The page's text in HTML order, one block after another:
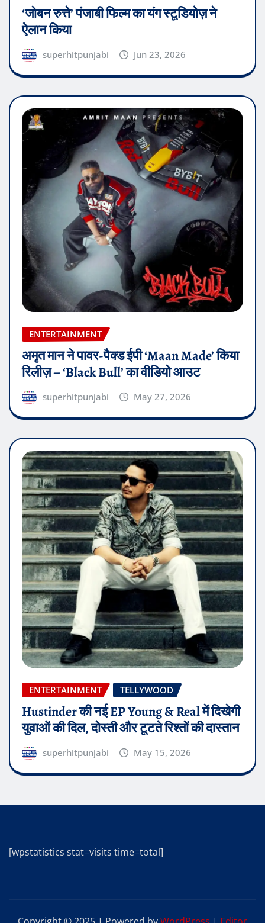
‘जोबन रुत्ते’ पंजाबी फिल्म का यंग स्टूडियोज़ ने
ऐलान किया
superhitpunjabi Jun 23, 2026
ENTERTAINMENT
अमृत मान ने पावर-पैक्ड ईपी ‘Maan Made’ किया
रिलीज़ – ‘Black Bull’ का वीडियो आउट
superhitpunjabi May 27, 2026
ENTERTAINMENT TELLYWOOD
Hustinder की नई EP Young & Real में दिखेगी
युवाओं की दिल, दोस्ती और टूटते रिश्तों की दास्तान
superhitpunjabi May 15, 2026
[wpstatistics stat=visits time=total]